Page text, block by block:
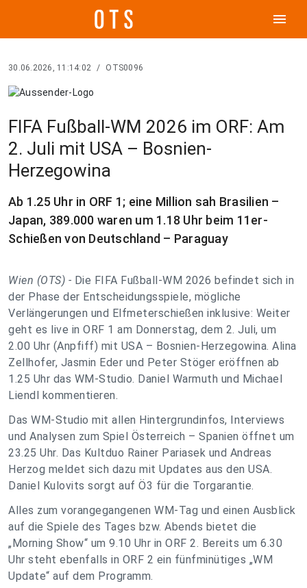
menu
30.06.2026, 11:14:02 / OTS0096
FIFA Fußball-WM 2026 im ORF: Am
2. Juli mit USA – Bosnien-
Herzegowina
Ab 1.25 Uhr in ORF 1; eine Million sah Brasilien –
Japan, 389.000 waren um 1.18 Uhr beim 11er-
Schießen von Deutschland – Paraguay
Wien (OTS) - Die FIFA Fußball-WM 2026 befindet sich in
der Phase der Entscheidungsspiele, mögliche
Verlängerungen und Elfmeterschießen inklusive: Weiter
geht es live in ORF 1 am Donnerstag, dem 2. Juli, um
2.00 Uhr (Anpfiff) mit USA – Bosnien-Herzegowina. Alina
Zellhofer, Jasmin Eder und Peter Stöger eröffnen ab
1.25 Uhr das WM-Studio. Daniel Warmuth und Michael
Liendl kommentieren.
Das WM-Studio mit allen Hintergrundinfos, Interviews
und Analysen zum Spiel Österreich – Spanien öffnet um
23.25 Uhr. Das Kultduo Rainer Pariasek und Andreas
Herzog meldet sich dazu mit Updates aus den USA.
Daniel Kulovits sorgt auf Ö3 für die Torgarantie.
Alles zum vorangegangenen WM-Tag und einen Ausblick
auf die Spiele des Tages bzw. Abends bietet die
„Morning Show“ um 9.10 Uhr in ORF 2. Bereits um 6.30
Uhr steht ebenfalls in ORF 2 ein fünfminütiges „WM
Update“ auf dem Programm.